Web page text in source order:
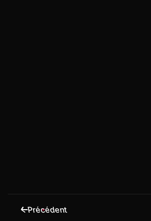
Précédent